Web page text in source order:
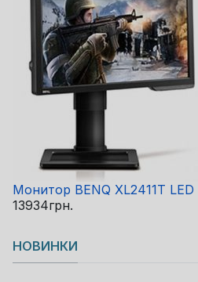
Монитор BENQ XL2411T LED
13934грн.
НОВИНКИ